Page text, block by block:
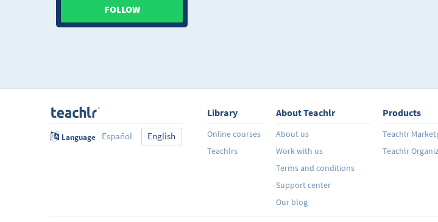
FOLLOW
Language Español English
Library
Online courses
Teachlrs
About Teachlr
About us
Work with us
Terms and conditions
Support center
Our blog
Products
Teachlr
Teachlr